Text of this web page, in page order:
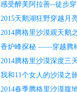
感受醉美阿拉善--徒步
2015天鹅湖狂野穿越月
2014腾格里沙漠观天鹅
香炉峰探秘 ——穿越腾
2014腾格里沙漠深度三
我和11个女人的沙漠之
2014春季腾格里沙漠腹